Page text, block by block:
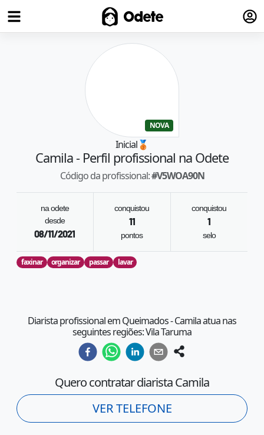
Odete
NOVA
Inicial🥉
Camila- Perfil profissional na Odete
Código da profissional:#V5WOA90N
na odete
desde
08/11/2021
conquistou
11
pontos
conquistou
1
selo
faxinar organizar passar lavar
Diarista profissional em Queimados - Camila atua nas
seguintes regiões: Vila Taruma
Quero contratar diaristaCamila
VER TELEFONE